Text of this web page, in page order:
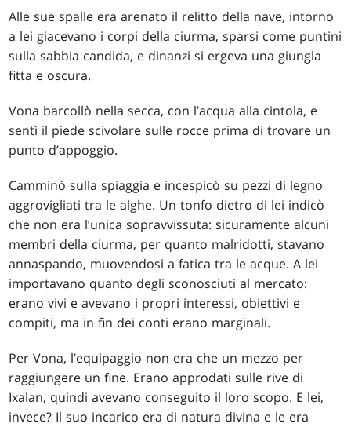
Alle sue spalle era arenato il relitto della nave, intorno
a lei giacevano i corpi della ciurma, sparsi come puntini
sulla sabbia candida, e dinanzi si ergeva una giungla
fitta e oscura.
Vona barcollò nella secca, con l’acqua alla cintola, e
sentì il piede scivolare sulle rocce prima di trovare un
punto d’appoggio.
Camminò sulla spiaggia e incespicò su pezzi di legno
aggrovigliati tra le alghe. Un tonfo dietro di lei indicò
che non era l’unica sopravvissuta: sicuramente alcuni
membri della ciurma, per quanto malridotti, stavano
annaspando, muovendosi a fatica tra le acque. A lei
importavano quanto degli sconosciuti al mercato:
erano vivi e avevano i propri interessi, obiettivi e
compiti, ma in fin dei conti erano marginali.
Per Vona, l’equipaggio non era che un mezzo per
raggiungere un fine. Erano approdati sulle rive di
Ixalan, quindi avevano conseguito il loro scopo. E lei,
invece? Il suo incarico era di natura divina e le era